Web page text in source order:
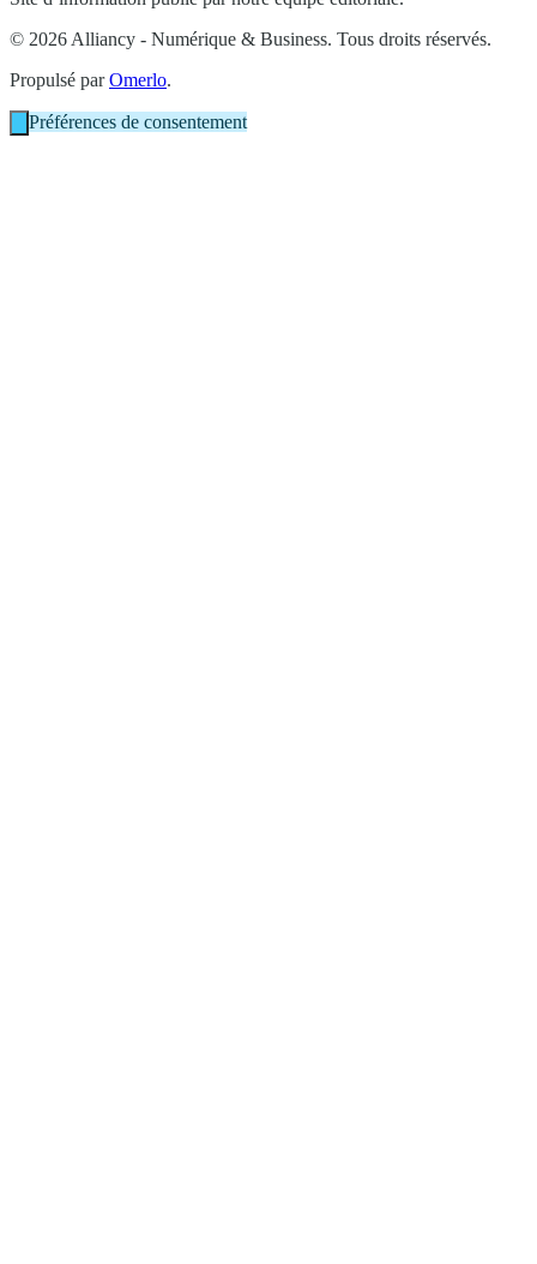
© 2026 Alliancy - Numérique & Business. Tous droits réservés.
Propulsé parOmerlo.
Préférences de consentement